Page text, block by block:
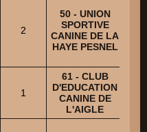
2
50 - UNION
SPORTIVE
CANINE DE LA
HAYE PESNEL
1
61 - CLUB
D'EDUCATION
CANINE DE
L'AIGLE